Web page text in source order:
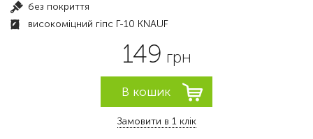
без покриття
високоміцний гіпс Г-10 KNAUF
149 грн
Замовити в 1 клік